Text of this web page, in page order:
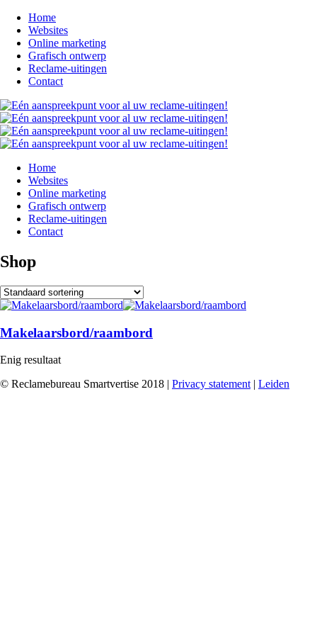
Home
Websites
Online marketing
Grafisch ontwerp
Reclame-uitingen
Contact
Home
Websites
Online marketing
Grafisch ontwerp
Reclame-uitingen
Contact
Shop
Makelaarsbord/raambord
Enig resultaat
© Reclamebureau Smartvertise 2018 | Privacy statement | Leiden